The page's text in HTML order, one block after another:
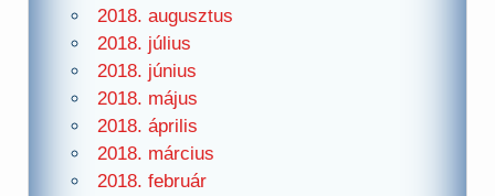
2018. augusztus
2018. július
2018. június
2018. május
2018. április
2018. március
2018. február